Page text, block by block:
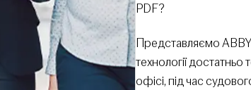
PDF?
Представляємо
технології
офісі, під час